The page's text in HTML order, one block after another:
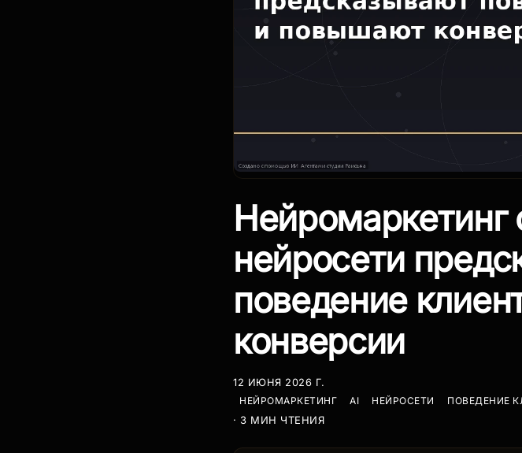
Нейромаркетинг
нейросети
поведение
конверсии
12 ИЮНЯ 2026 Г.
НЕЙРОМАРКЕТИНГ
AI НЕЙРОСЕТИ ПОВЕДЕНИЕ
· 3 МИН ЧТЕНИЯ